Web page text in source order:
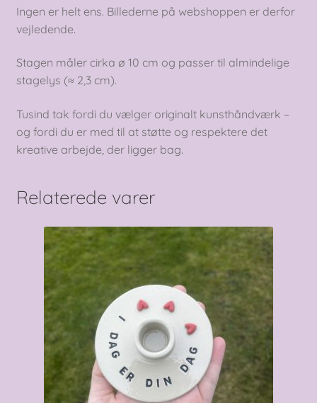
Ingen er helt ens. Billederne på webshoppen er derfor
vejledende.
Stagen måler cirka ø 10 cm og passer til almindelige
stagelys (≈ 2,3 cm).
Tusind tak fordi du vælger originalt kunsthåndværk –
og fordi du er med til at støtte og respektere det
kreative arbejde, der ligger bag.
Relaterede varer